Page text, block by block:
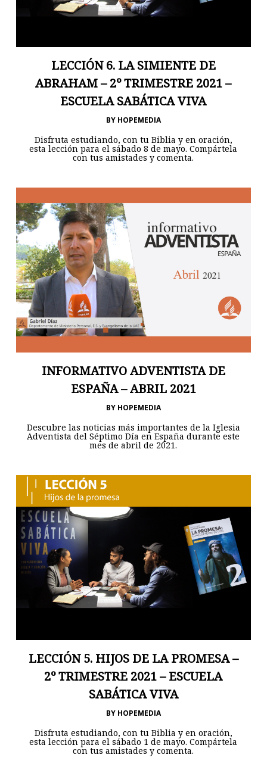
LECCIÓN 6. LA SIMIENTE DE
ABRAHAM – 2º TRIMESTRE 2021 –
ESCUELA SABÁTICA VIVA
BY HOPEMEDIA
Disfruta estudiando, con tu Biblia y en oración,
esta lección para el sábado 8 de mayo. Compártela
con tus amistades y comenta.
INFORMATIVO ADVENTISTA DE
ESPAÑA – ABRIL 2021
BY HOPEMEDIA
Descubre las noticias más importantes de la Iglesia
Adventista del Séptimo Día en España durante este
mes de abril de 2021.
LECCIÓN 5. HIJOS DE LA PROMESA –
2º TRIMESTRE 2021 – ESCUELA
SABÁTICA VIVA
BY HOPEMEDIA
Disfruta estudiando, con tu Biblia y en oración,
esta lección para el sábado 1 de mayo. Compártela
con tus amistades y comenta.